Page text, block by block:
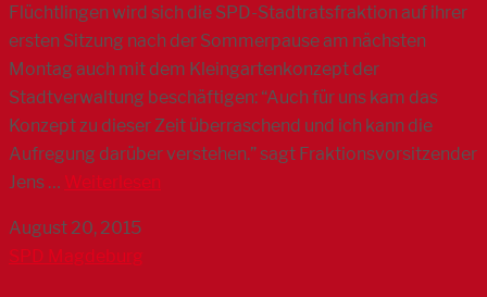
Flüchtlingen wird sich die SPD-Stadtratsfraktion auf ihrer
ersten Sitzung nach der Sommerpause am nächsten
Montag auch mit dem Kleingartenkonzept der
Stadtverwaltung beschäftigen: “Auch für uns kam das
Konzept zu dieser Zeit überraschend und ich kann die
Aufregung darüber verstehen.” sagt Fraktionsvorsitzender
Jens … Weiterlesen
August 20, 2015
SPD Magdeburg